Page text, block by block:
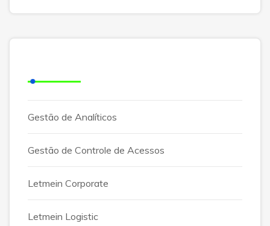
Gestão de Analíticos
Gestão de Controle de Acessos
Letmein Corporate
Letmein Logistic